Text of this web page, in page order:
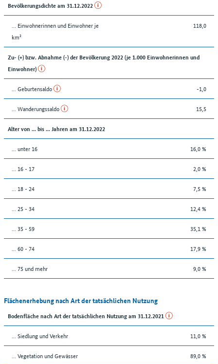
Bevölkerungsdichte am 31.12.2022
… Einwohnerinnen und Einwohner je
km²
118,0
Zu- (+) bzw. Abnahme (-) der Bevölkerung 2022 (je 1.000 Einwohnerinnen und
Einwohner)
... Geburtensaldo -1,0
... Wanderungssaldo 15,5
Alter von ... bis ... Jahren am 31.12.2022
... unter 16 16,0 %
... 16 - 17 2,0 %
... 18 - 24 7,5 %
... 25 - 34 12,4 %
... 35 - 59 35,1 %
... 60 - 74 17,9 %
... 75 und mehr 9,0 %
Flächenerhebung nach Art der tatsächlichen Nutzung
Bodenfläche nach Art der tatsächlichen Nutzung am 31.12.2021
… Siedlung und Verkehr 11,0 %
… Vegetation und Gewässer 89,0 %